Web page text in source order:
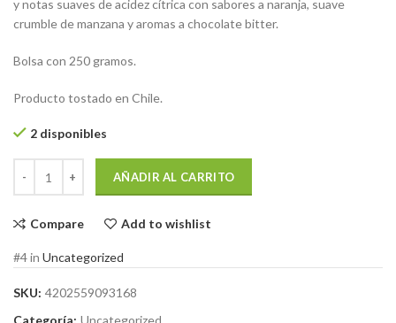
y notas suaves de acidez cítrica con sabores a naranja, suave
crumble de manzana y aromas a chocolate bitter.
Bolsa con 250 gramos.
Producto tostado en Chile.
2 disponibles
AÑADIR AL CARRITO
Compare Add to wishlist
#4 in Uncategorized
SKU: 4202559093168
Categoría: Uncategorized